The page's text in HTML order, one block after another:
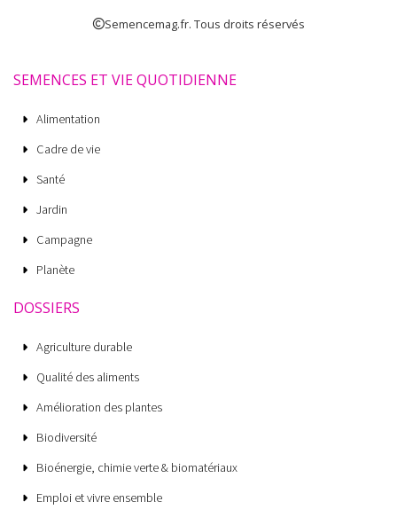
Semencemag.fr. Tous droits réservés
SEMENCES ET VIE QUOTIDIENNE
Alimentation
Cadre de vie
Santé
Jardin
Campagne
Planète
DOSSIERS
Agriculture durable
Qualité des aliments
Amélioration des plantes
Biodiversité
Bioénergie, chimie verte & biomatériaux
Emploi et vivre ensemble